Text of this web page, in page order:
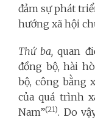
đảm sự phát
hướng xã hội
Thứ ba, quan
đồng bộ, hài
bộ, công bằng
của quá trình
Nam”(21). Do